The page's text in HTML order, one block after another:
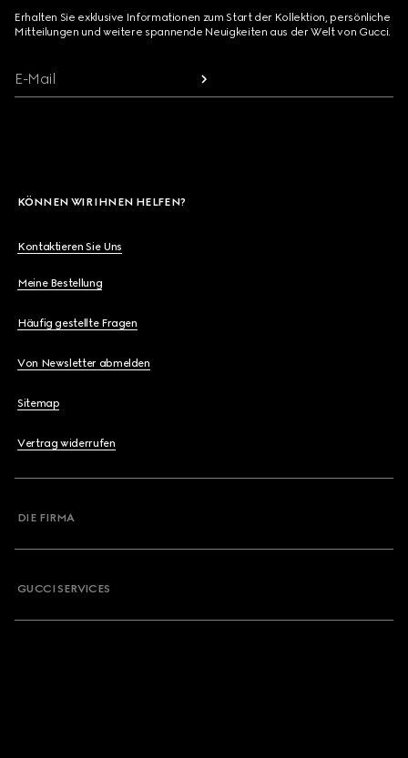
Erhalten Sie exklusive Informationen zum Start der Kollektion, persönliche
Mitteilungen und weitere spannende Neuigkeiten aus der Welt von Gucci.
E-Mail
KÖNNEN WIR IHNEN HELFEN?
Kontaktieren Sie Uns
Meine Bestellung
Häufig gestellte Fragen
Von Newsletter abmelden
Sitemap
Vertrag widerrufen
DIE FIRMA
GUCCI SERVICES